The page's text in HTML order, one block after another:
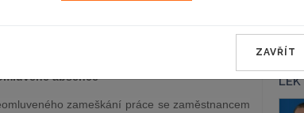
absence
zameškání práce se zaměstnancem
JUDr. Martin Maisner, Ph.D.,
ZAVŘÍT